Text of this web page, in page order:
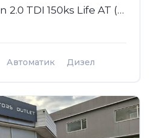
Volkswagen Tiguan 2.0 TDI 150ks Life AT (SAJ018)
Автоматик Дизел